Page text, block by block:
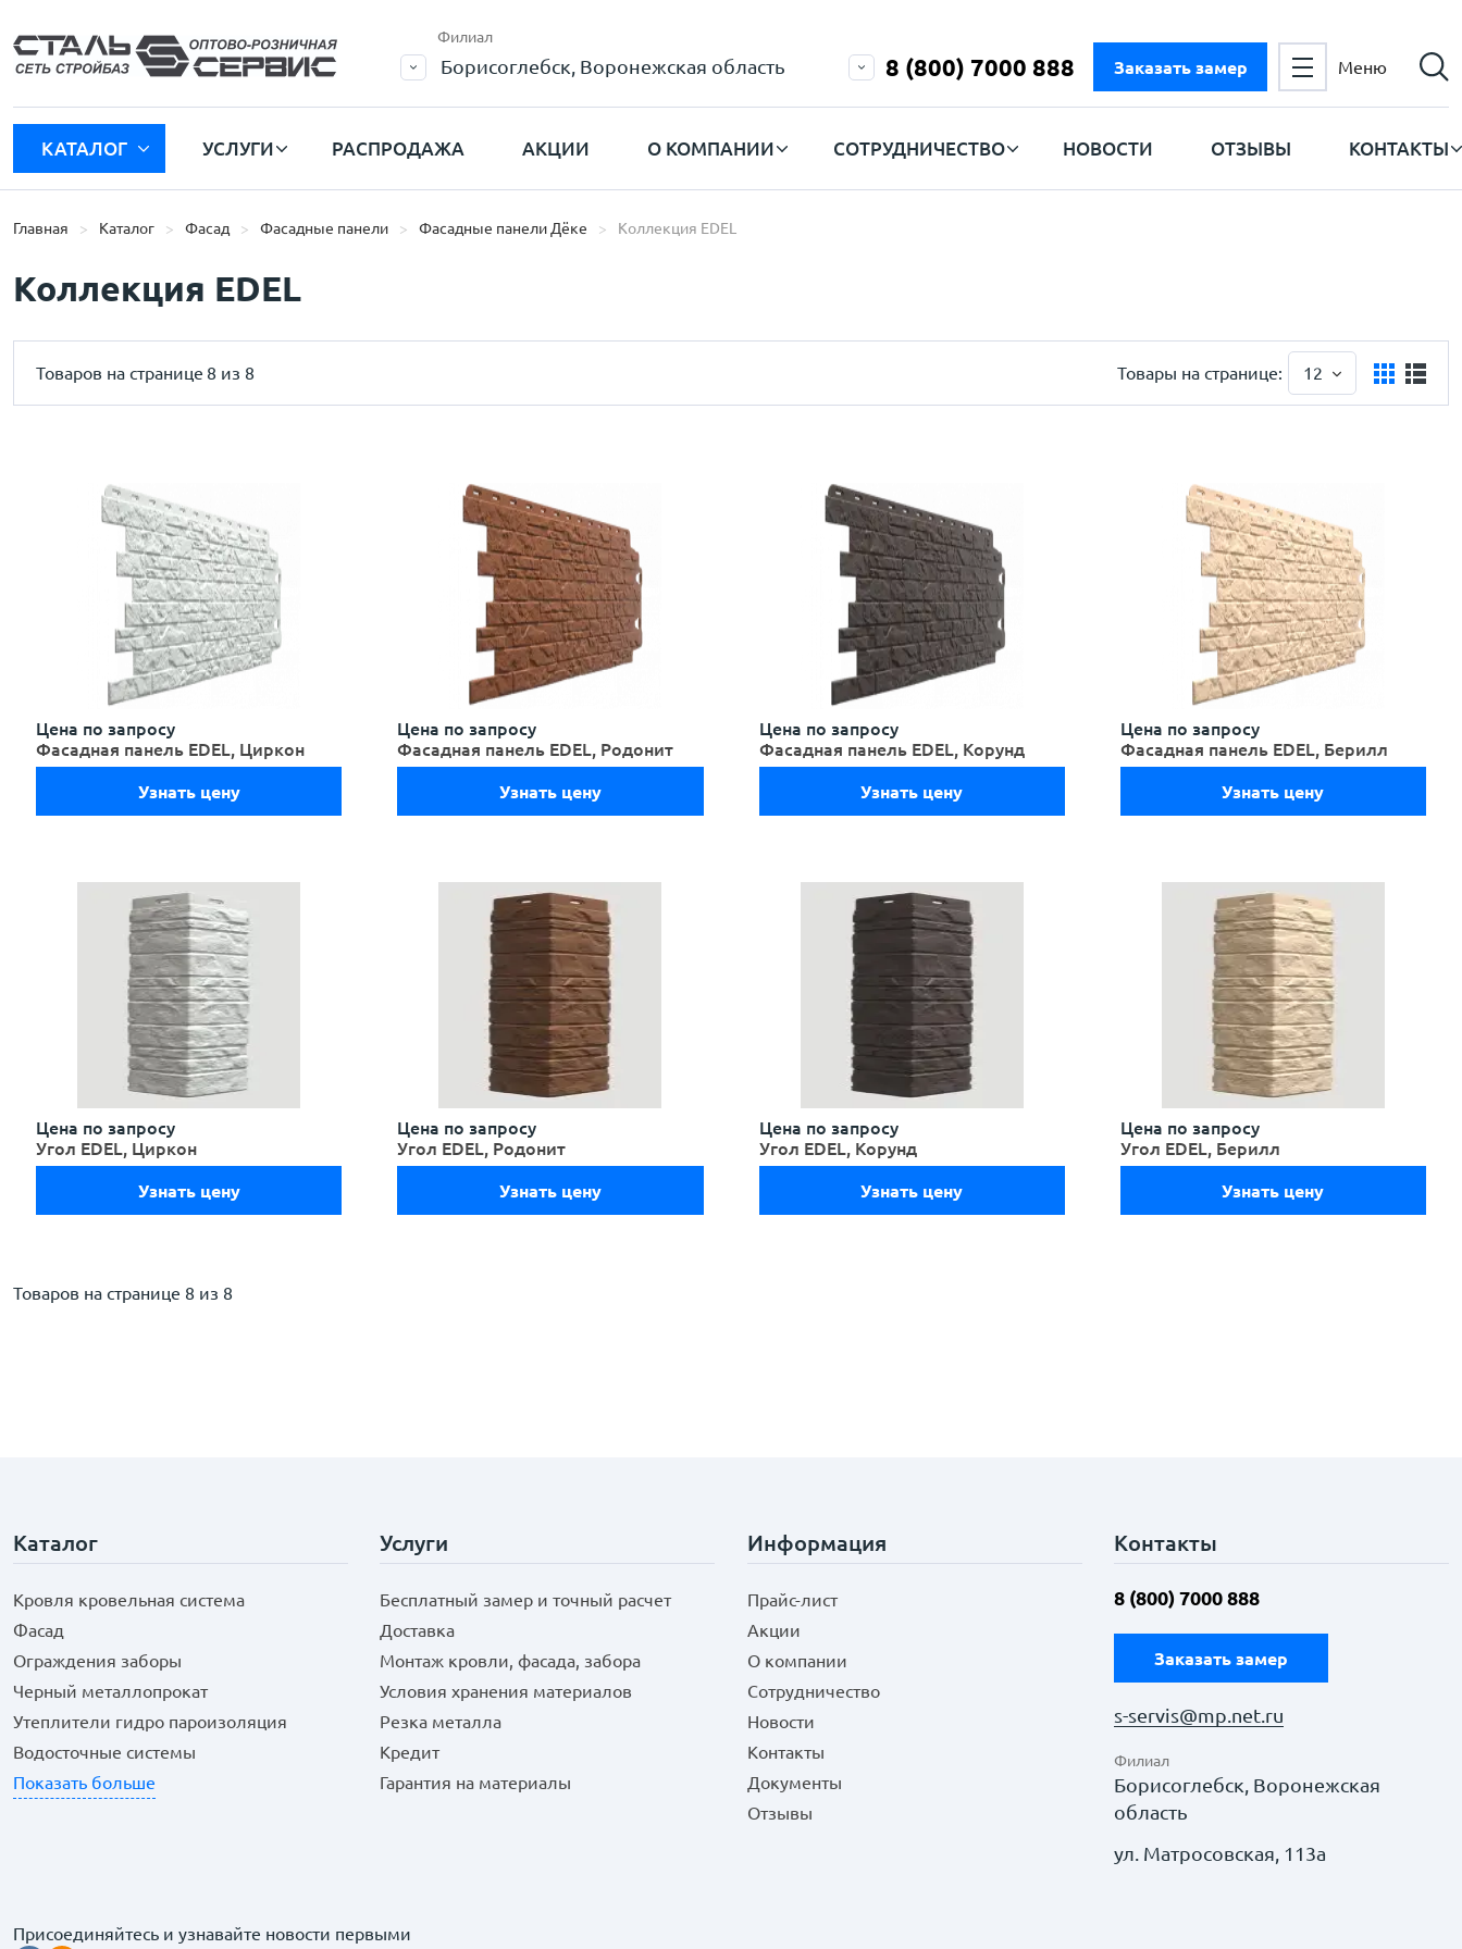
Филиал
Борисоглебск, Воронежская область 8 (800) 7000 888 Заказать замер Меню
КАТАЛОГ УСЛУГИ РАСПРОДАЖА АКЦИИ О КОМПАНИИ СОТРУДНИЧЕСТВО НОВОСТИ ОТЗЫВЫ КОНТАКТЫ
Главная Каталог Фасад Фасадные панели Фасадные панели Дёке Коллекция EDEL
Коллекция EDEL
Товаров на странице 8 из 8 Товары на странице: 12
Цена по запросу
Фасадная панель EDEL, Циркон
Узнать цену
Цена по запросу
Фасадная панель EDEL, Родонит
Узнать цену
Цена по запросу
Фасадная панель EDEL, Корунд
Узнать цену
Цена по запросу
Фасадная панель EDEL, Берилл
Узнать цену
Цена по запросу
Угол EDEL, Циркон
Узнать цену
Цена по запросу
Угол EDEL, Родонит
Узнать цену
Цена по запросу
Угол EDEL, Корунд
Узнать цену
Цена по запросу
Угол EDEL, Берилл
Узнать цену
Товаров на странице 8 из 8
Каталог
Кровля кровельная система
Фасад
Ограждения заборы
Черный металлопрокат
Утеплители гидро пароизоляция
Водосточные системы
Показать больше
Услуги
Бесплатный замер и точный расчет
Доставка
Монтаж кровли, фасада, забора
Условия хранения материалов
Резка металла
Кредит
Гарантия на материалы
Информация
Прайс-лист
Акции
О компании
Сотрудничество
Новости
Контакты
Документы
Отзывы
Контакты
8 (800) 7000 888
Заказать замер
s-servis@mp.net.ru
Филиал
Борисоглебск, Воронежская
область
ул. Матросовская, 113а
Присоединяйтесь и узнавайте новости первыми